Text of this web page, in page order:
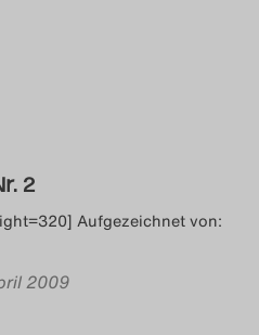
2
Aufgezeichnet von:
2009